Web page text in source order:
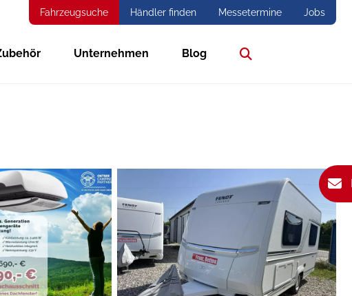
Fahrzeugsuche Händler finden Messetermine Jobs
Unternehmen Blog